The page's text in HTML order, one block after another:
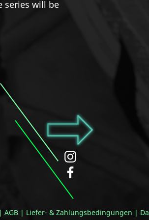
series will be
All
After
lights
it
into the
colour-
| AGB | Liefer- & Zahlungsbedingungen |